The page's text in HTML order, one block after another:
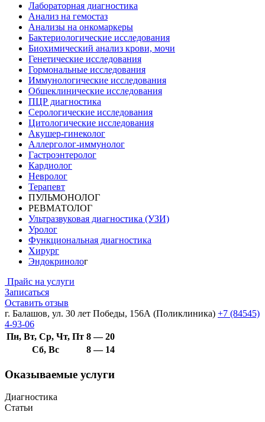
Лабораторная диагностика
Анализ на гемостаз
Анализы на онкомаркеры
Бактериологические исследования
Биохимический анализ крови, мочи
Генетические исследования
Гормональные исследования
Иммунологические исследования
Общеклинические исследования
ПЦР диагностика
Серологические исследования
Цитологические исследования
Акушер-гинеколог
Аллерголог-иммунолог
Гастроэнтеролог
Кардиолог
Невролог
Терапевт
ПУЛЬМОНОЛОГ
РЕВМАТОЛОГ
Ультразвуковая диагностика (УЗИ)
Уролог
Функциональная диагностика
Хирург
Эндокринолог
Прайс на услуги
Записаться
Оставить отзыв
г. Балашов, ул. 30 лет Победы, 156А (Поликлиника) +7 (84545)
4-93-06
Пн, Вт, Ср, Чт, Пт 8 — 20
Сб, Вс
8 — 14
Оказываемые услуги
Диагностика
Статьи